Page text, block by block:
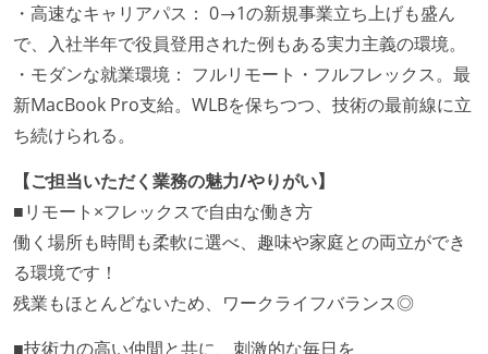
・高速なキャリアパス： 0→1の新規事業立ち上げも盛ん
で、入社半年で役員登用された例もある実力主義の環境。
・モダンな就業環境： フルリモート・フルフレックス。最
新MacBook Pro支給。WLBを保ちつつ、技術の最前線に立
ち続けられる。
【ご担当いただく業務の魅力/やりがい】
■リモート×フレックスで自由な働き方
働く場所も時間も柔軟に選べ、趣味や家庭との両立ができ
る環境です！
残業もほとんどないため、ワークライフバランス◎
■技術力の高い仲間と共に、刺激的な毎日を